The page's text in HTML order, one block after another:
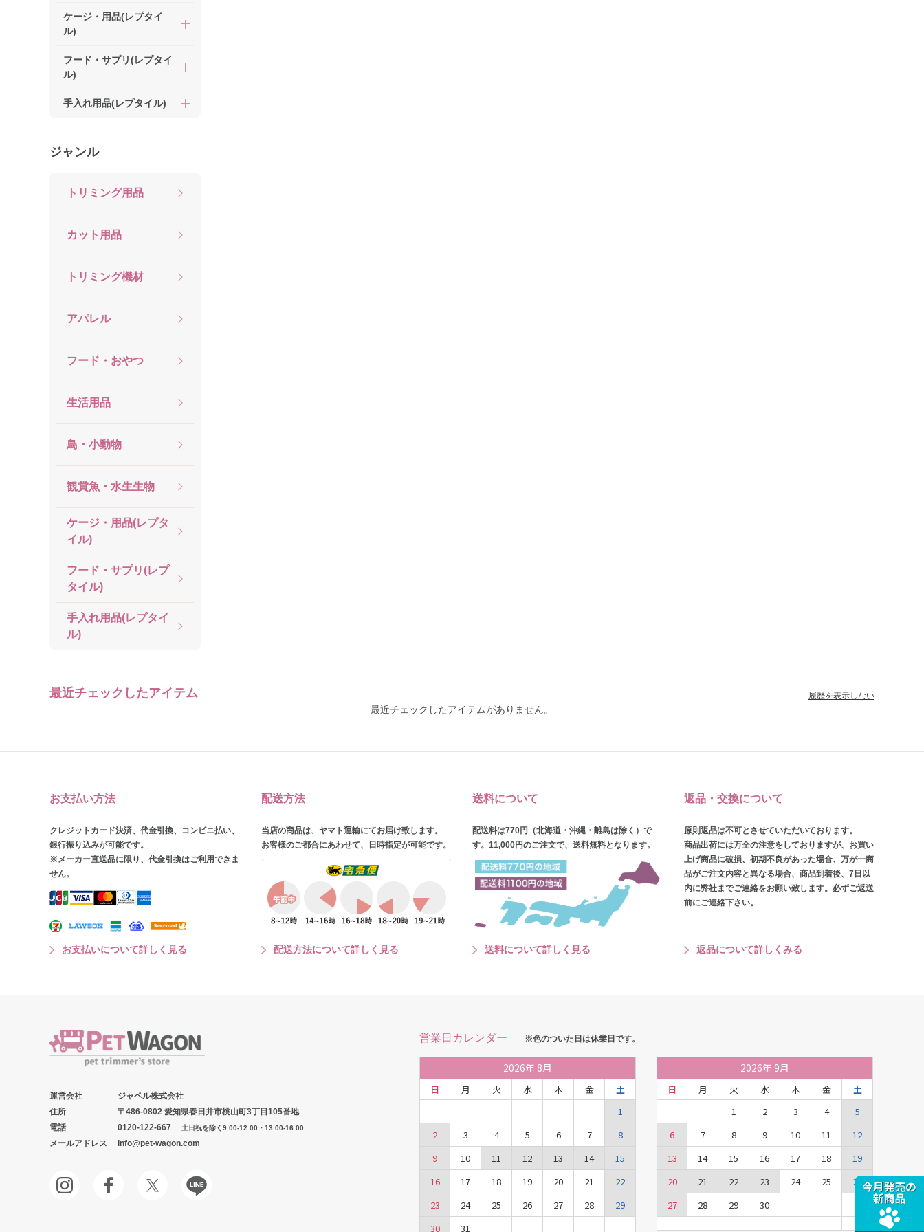
ケージ・用品(レプタイ
ル)
フード・サプリ(レプタイ
ル)
手入れ用品(レプタイル)
ジャンル
トリミング用品
カット用品
トリミング機材
アパレル
フード・おやつ
生活用品
鳥・小動物
観賞魚・水生生物
ケージ・用品(レプタ
イル)
フード・サプリ(レプ
タイル)
手入れ用品(レプタイ
ル)
最近チェックしたアイテム
最近チェックしたアイテムがありません。
履歴を表示しない
お支払い方法
クレジットカード決済、代金引換、コンビニ払い、
銀行振り込みが可能です。
※メーカー直送品に限り、代金引換はご利用できま
せん。
お支払いについて詳しく見る
配送方法
当店の商品は、ヤマト運輸にてお届け致します。
お客様のご都合にあわせて、日時指定が可能です。
配送方法について詳しく見る
送料について
配送料は770円（北海道・沖縄・離島は除く）で
す。11,000円のご注文で、送料無料となります。
送料について詳しく見る
返品・交換について
原則返品は不可とさせていただいております。
商品出荷には万全の注意をしておりますが、お買い
上げ商品に破損、初期不良があった場合、万が一商
品がご注文内容と異なる場合、商品到着後、7日以
内に弊社までご連絡をお願い致します。必ずご返送
前にご連絡下さい。
返品について詳しくみる
運営会社
ジャペル株式会社
住所
〒486-0802 愛知県春日井市桃山町3丁目105番地
電話
0120-122-667 土日祝を除く9:00-12:00・13:00-16:00
メールアドレス info@pet-wagon.com
営業日カレンダー ※色のついた日は休業日です。
2026年 8月
日 月 火 水 木 金
土
1
2
3 4 5 6 7
8
9
10 11 12 13 14
15
16
17 18 19 20 21
22
23
24 25 26 27 28
29
30
31
2026年 9月
日 月 火 水 木 金
土
1
2 3 4
5
6
7 8 9 10 11
12
13
14 15 16 17 18
19
20
21 22 23 24 25
26
27
28 29 30